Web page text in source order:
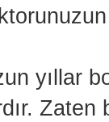
yıllar